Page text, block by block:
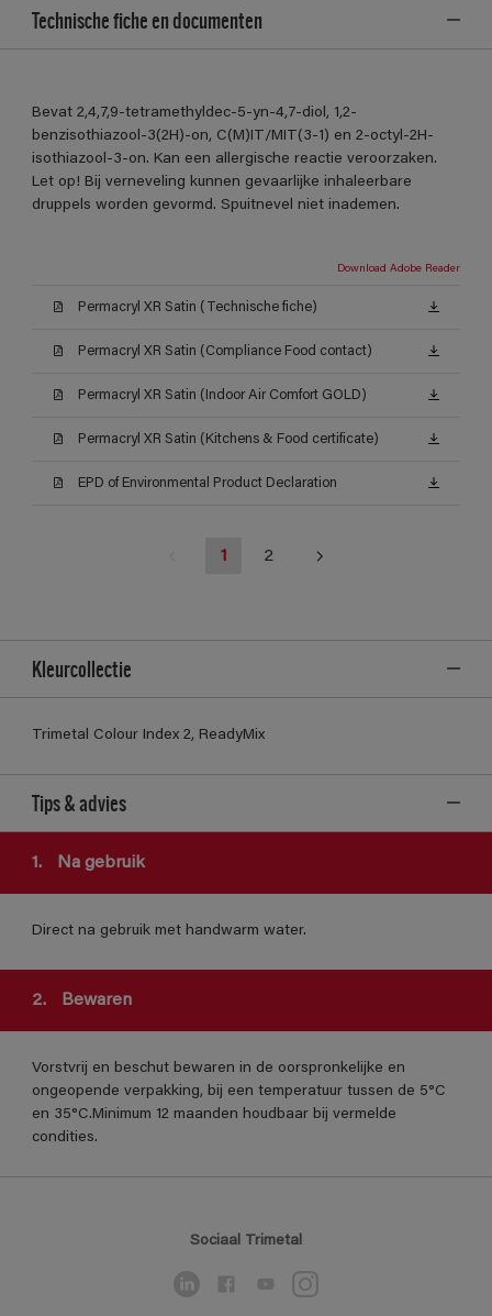
Technische fiche en documenten
Bevat 2,4,7,9-tetramethyldec-5-yn-4,7-diol, 1,2-
benzisothiazool-3(2H)-on, C(M)IT/MIT(3-1) en 2-octyl-2H-
isothiazool-3-on. Kan een allergische reactie veroorzaken.
Let op! Bij verneveling kunnen gevaarlijke inhaleerbare
druppels worden gevormd. Spuitnevel niet inademen.
Download Adobe Reader
Permacryl XR Satin (Technische fiche)
Permacryl XR Satin (Compliance Food contact)
Permacryl XR Satin (Indoor Air Comfort GOLD)
Permacryl XR Satin (Kitchens & Food certificate)
EPD of Environmental Product Declaration
1 2
Kleurcollectie
Trimetal Colour Index 2, ReadyMix
Tips & advies
1. Na gebruik
Direct na gebruik met handwarm water.
2. Bewaren
Vorstvrij en beschut bewaren in de oorspronkelijke en
ongeopende verpakking, bij een temperatuur tussen de 5°C
en 35°C.Minimum 12 maanden houdbaar bij vermelde
condities.
Sociaal Trimetal